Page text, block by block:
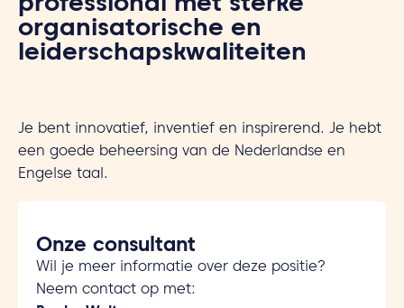
professional met sterke
organisatorische en
leiderschapskwaliteiten
Je bent innovatief, inventief en inspirerend. Je hebt
een goede beheersing van de Nederlandse en
Engelse taal.
Onze consultant
Wil je meer informatie over deze positie?
Neem contact op met: